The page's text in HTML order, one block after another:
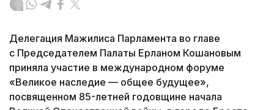
Делегация Мажилиса Парламента во главе
с Председателем Палаты Ерланом Кошановым
приняла участие в международном форуме
«Великое наследие — общее будущее»,
посвященном 85-летней годовщине начала